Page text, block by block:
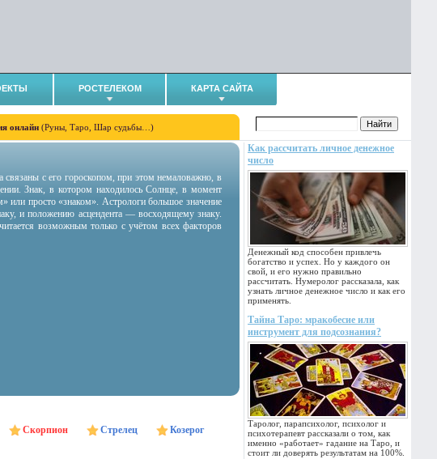
РОСТЕЛЕКОМ КАРТА САЙТА
онлайн (Руны, Таро, Шар судьбы…)
Как рассчитать личное денежное
число
Денежный код способен привлечь
богатство и успех. Но у каждого он
свой, и его нужно правильно
рассчитать. Нумеролог рассказала, как
узнать личное денежное число и как его
применять.
Тайна Таро: мракобесие или
инструмент для подсознания?
Таролог, парапсихолог, психолог и
психотерапевт рассказали о том, как
именно «работает» гадание на Таро, и
стоит ли доверять результатам на 100%.
связаны с его гороскопом, при этом немаловажно, в
Знак, в котором находилось Солнце, в момент
или просто «знаком». Астрологи большое значение
и положению асцендента — восходящему знаку.
возможным только с учётом всех факторов
Скорпион Стрелец
Козерог